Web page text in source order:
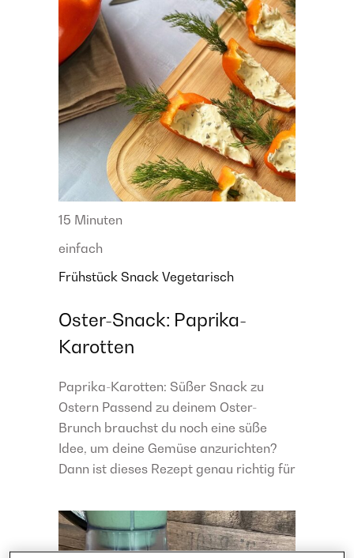
15 Minuten
einfach
Frühstück Snack Vegetarisch
Oster-Snack: Paprika-
Karotten
Paprika-Karotten: Süßer Snack zu
Ostern Passend zu deinem Oster-
Brunch brauchst du noch eine süße
Idee, um deine Gemüse anzurichten?
Dann ist dieses Rezept genau richtig für